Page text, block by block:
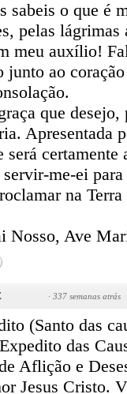
sabeis o que é
pelas lágrimas
meu auxílio!
junto ao
que desejo,
Apresentada
será
servir-me-ei
na
Nosso, Ave
· 337 semanas atrás
(Santo das
das
Aflição e
Jesus Cristo.